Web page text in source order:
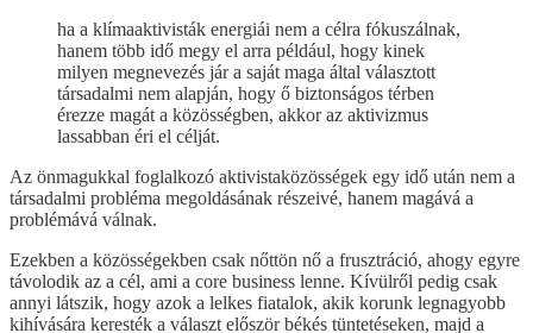
ha a klímaaktivisták energiái nem a célra fókuszálnak,
hanem több idő megy el arra például, hogy kinek
milyen megnevezés jár a saját maga által választott
társadalmi nem alapján, hogy ő biztonságos térben
érezze magát a közösségben, akkor az aktivizmus
lassabban éri el célját.
Az önmagukkal foglalkozó aktivistaközösségek egy idő után nem a
társadalmi probléma megoldásának részeivé, hanem magává a
problémává válnak.
Ezekben a közösségekben csak nőttön nő a frusztráció, ahogy egyre
távolodik az a cél, ami a core business lenne. Kívülről pedig csak
annyi látszik, hogy azok a lelkes fiatalok, akik korunk legnagyobb
kihívására keresték a választ először békés tüntetéseken, majd a